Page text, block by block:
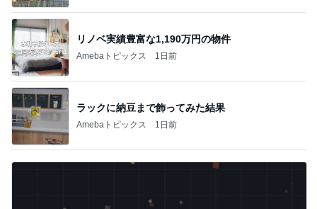
リノベ実績豊富な1,190万円の物件
Amebaトピックス 1日前
ラックに納豆まで飾ってみた結果
Amebaトピックス 1日前